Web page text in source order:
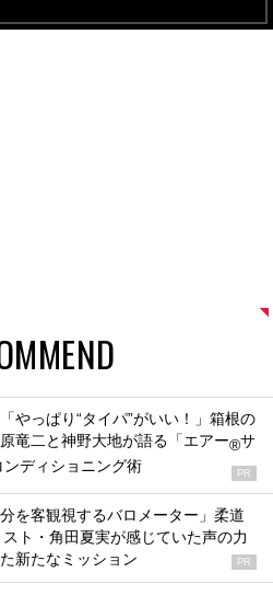
やっぱり“タイパ”がいい！」箱根の
竜二と神野大地が語る「エアー®サ
ンディショニング術 PR
分を客観視するバロメーター」柔道
ト・角田夏実が感じていた声の力
新たなミッション
PR